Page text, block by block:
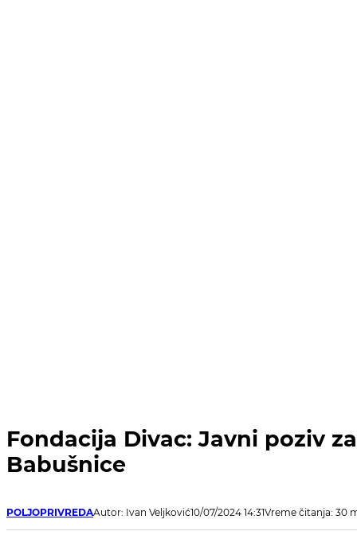
Fondacija Divac: Javni poziv
Babušnice
POLJOPRIVREDAAutor: Ivan Veljković10/07/2024 14:31Vreme čitanja: 30